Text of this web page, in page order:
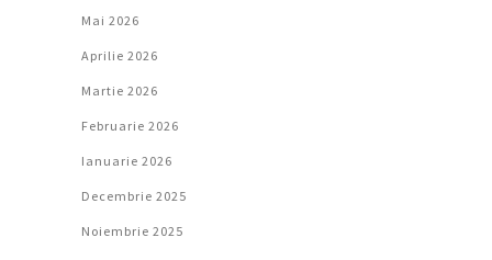
Mai 2026
Aprilie 2026
Martie 2026
Februarie 2026
Ianuarie 2026
Decembrie 2025
Noiembrie 2025